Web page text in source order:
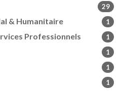
29
& Humanitaire 1
Professionnels 1
1
1
1